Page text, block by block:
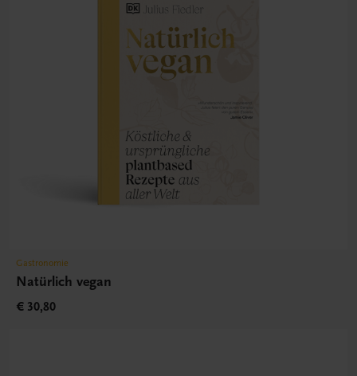
Gastronomie
Natürlich vegan
€ 30,80